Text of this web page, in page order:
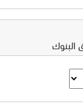
البنوك